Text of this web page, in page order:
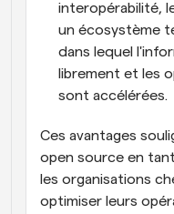
interopérabilité,
un écosystème
dans lequel
librement et les
sont accélérées.
Ces avantages
open source en
les organisations
optimiser leurs